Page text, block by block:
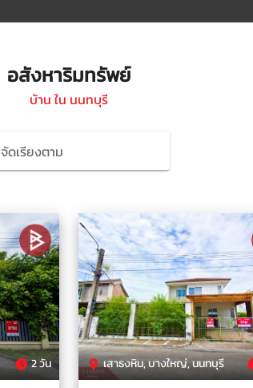
อสังหาริมทรัพย์
บ้าน ใน นนทบุรี
จัดเรียงตาม
2 วัน เสาธงหิน, บางใหญ่, นนทบุรี